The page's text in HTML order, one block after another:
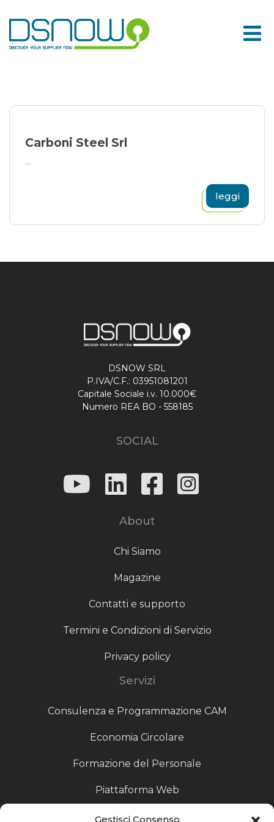
Gestisci Consenso
to
content
Carboni Steel Srl
...
leggi
DSNOW SRL
P.IVA/C.F.: 03951081201
Capitale Sociale i.v. 10.000€
Numero REA BO - 558185
SOCIAL
About
Chi Siamo
Magazine
Contatti e supporto
Termini e Condizioni di Servizio
Privacy policy
Servizi
Consulenza e Programmazione CAM
Economia Circolare
Formazione del Personale
Piattaforma Web
Scouting fornitori